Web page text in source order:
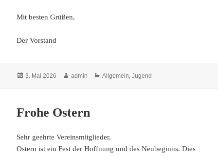
Mit besten Grüßen,
Der Vorstand
Veröffentlicht
3. Mai 2026 Autor
admin Kategorien
Allgemein ,Jugend
Frohe Ostern
Sehr geehrte Vereinsmitglieder,
Ostern ist ein Fest der Hoffnung und des Neubeginns. Dies